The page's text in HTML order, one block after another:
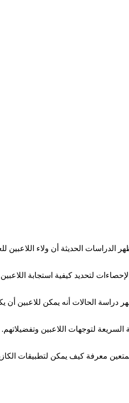
الدراسات الحديثة أن ولاء اللاعبين
لتحديد كيفية استجابة
دراسة الحالات أنه يمكن للاعبين أن
معرفة كيف يمكن لتطبيقات